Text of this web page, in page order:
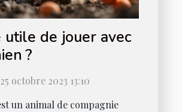
utile de jouer avec
?
octobre 2023 13:10
un animal de compagnie